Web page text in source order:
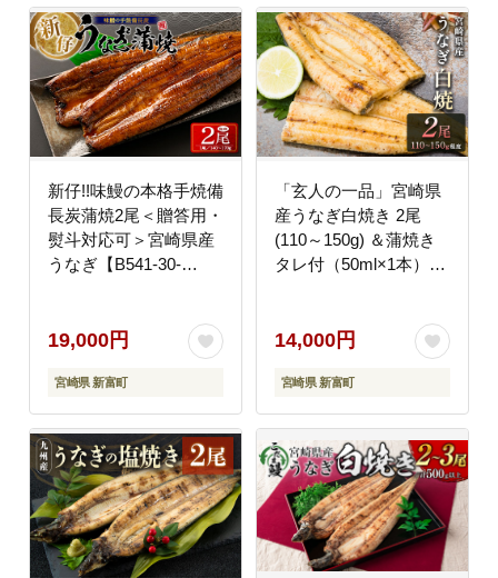
新仔!!味鰻の本格手焼備
長炭蒲焼2尾＜贈答用・
熨斗対応可＞宮崎県産
うなぎ【B541-30-
19,000円
宮崎県 新富町
「玄人の一品」宮崎県
産うなぎ白焼き 2尾
(110～150g) ＆蒲焼き
タレ付（50ml×1本）2
14,000円
宮崎県 新富町